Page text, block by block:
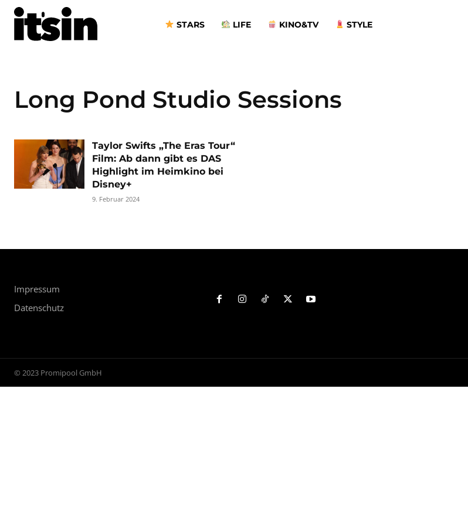
STARS LIFE KINO&TV STYLE
Long Pond Studio Sessions
Taylor Swifts „The Eras Tour“
Film: Ab dann gibt es DAS
Highlight im Heimkino bei
Disney+
9. Februar 2024
Impressum
Datenschutz
© 2023 Promipool GmbH